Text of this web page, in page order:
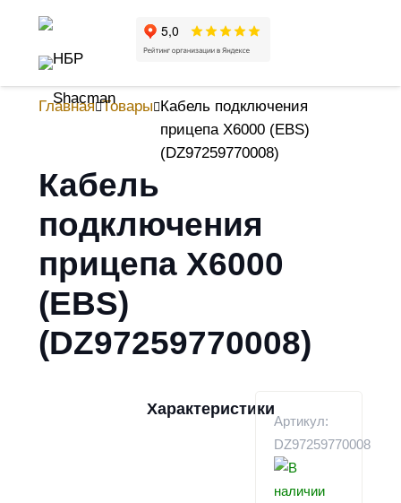
Главная Товары Кабель подключения
прицепа X6000 (EBS)
(DZ97259770008)
Кабель
подключения
прицепа X6000
(EBS)
(DZ97259770008)
Характеристики
Артикул:
DZ97259770008